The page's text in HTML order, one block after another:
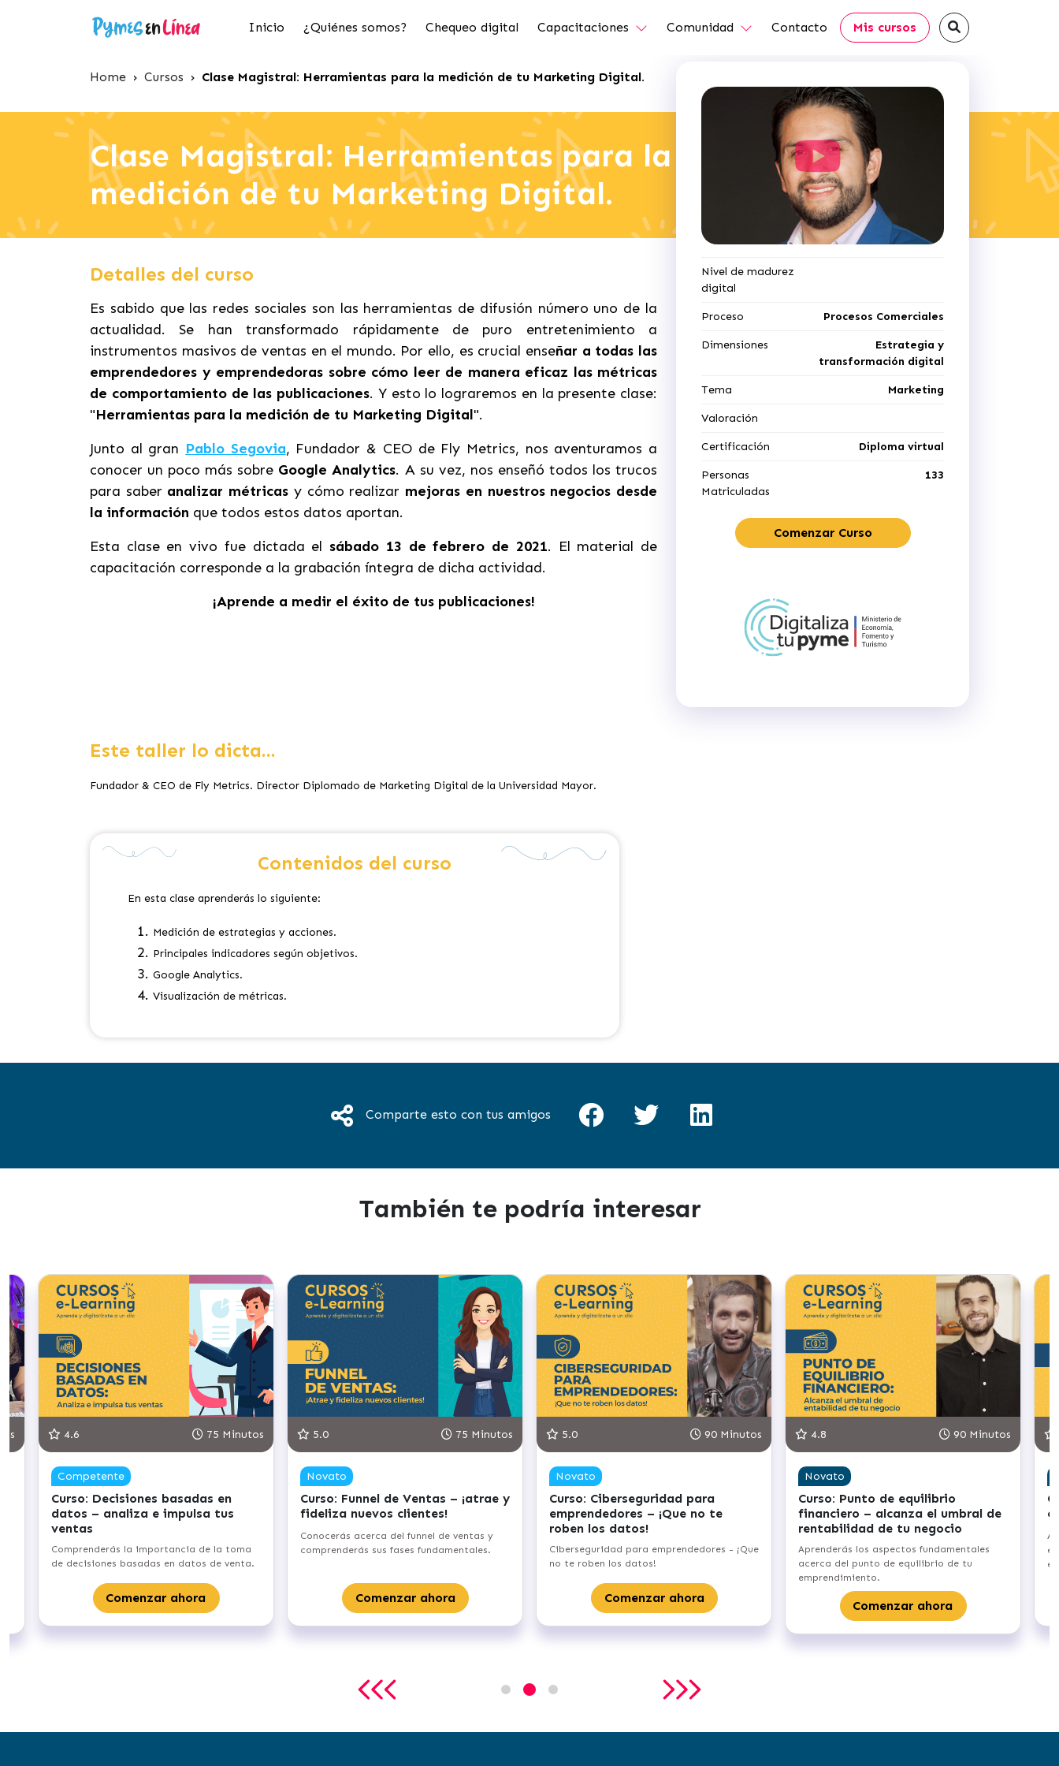
Inicio ¿Quiénes somos? Chequeo digital Capacitaciones Comunidad Contacto Mis cursos
Home › Cursos › Clase Magistral: Herramientas para la medición de tu Marketing Digital.
Clase Magistral: Herramientas para la
medición de tu Marketing Digital.
Nivel de madurez
digital
Proceso Procesos Comerciales
Dimensiones
Estrategia y
transformación digital
Tema Marketing
Valoración
Certificación Diploma virtual
Personas
Matriculadas
133
Comenzar Curso
Detalles del curso
Es sabido que las redes sociales son las herramientas de difusión número uno de la
actualidad. Se han transformado rápidamente de puro entretenimiento a
instrumentos masivos de ventas en el mundo. Por ello, es crucial enseñar a todas las
emprendedores y emprendedoras sobre cómo leer de manera eficaz las métricas
de comportamiento de las publicaciones. Y esto lo lograremos en la presente clase:
"Herramientas para la medición de tu Marketing Digital".
Junto al gran Pablo Segovia, Fundador & CEO de Fly Metrics, nos aventuramos a
conocer un poco más sobre Google Analytics. A su vez, nos enseñó todos los trucos
para saber analizar métricas y cómo realizar mejoras en nuestros negocios desde
la información que todos estos datos aportan.
Esta clase en vivo fue dictada el sábado 13 de febrero de 2021. El material de
capacitación corresponde a la grabación íntegra de dicha actividad.
¡Aprende a medir el éxito de tus publicaciones!
Este taller lo dicta...
Fundador & CEO de Fly Metrics. Director Diplomado de Marketing Digital de la Universidad Mayor.
Contenidos del curso
En esta clase aprenderás lo siguiente:
Medición de estrategias y acciones.
Principales indicadores según objetivos.
Google Analytics.
Visualización de métricas.
Comparte esto con tus amigos
También te podría interesar
4.6 75 Minutos
Competente
Curso: Decisiones basadas en
datos – analiza e impulsa tus
ventas
Comprenderás la importancia de la toma
de decisiones basadas en datos de venta.
Comenzar ahora
5.0 75 Minutos
Novato
Curso: Funnel de Ventas – ¡atrae y
fideliza nuevos clientes!
Conocerás acerca del funnel de ventas y
comprenderás sus fases fundamentales.
Comenzar ahora
5.0 90 Minutos
Novato
Curso: Ciberseguridad para
emprendedores – ¡Que no te
roben los datos!
Ciberseguridad para emprendedores - ¡Que
no te roben los datos!
Comenzar ahora
4.8 90 Minutos
Novato
Curso: Punto de equilibrio
financiero – alcanza el umbral de
rentabilidad de tu negocio
Aprenderás los aspectos fundamentales
acerca del punto de equilibrio de tu
emprendimiento.
Comenzar ahora